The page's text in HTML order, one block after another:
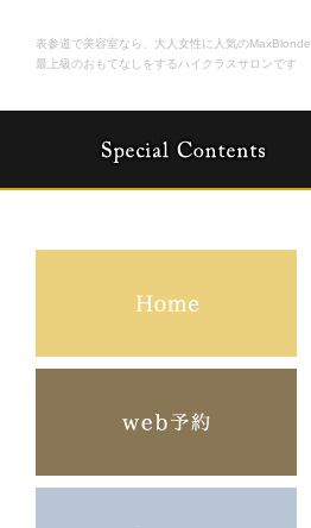
表参道で美容室なら、大人女性に人気のMaxBlonde
最上級のおもてなしをするハイクラスサロンです